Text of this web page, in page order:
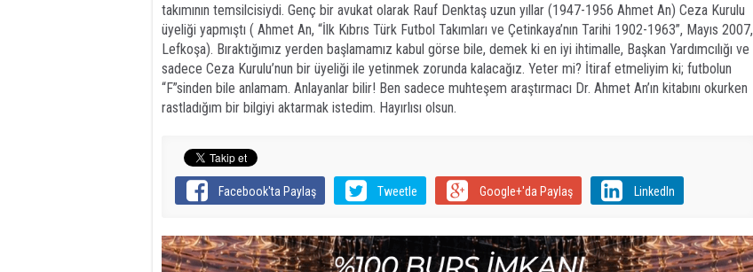
takımının temsilcisiydi. Genç bir avukat olarak Rauf Denktaş uzun yıllar (1947-1956 Ahmet An) Ceza Kurulu
üyeliği yapmıştı ( Ahmet An, “İlk Kıbrıs Türk Futbol Takımları ve Çetinkaya’nın Tarihi 1902-1963”, Mayıs 2007,
Lefkoşa). Bıraktığımız yerden başlamamız kabul görse bile, demek ki en iyi ihtimalle, Başkan Yardımcılığı ve
sadece Ceza Kurulu’nun bir üyeliği ile yetinmek zorunda kalacağız. Yeter mi? İtiraf etmeliyim ki; futbolun
“F”sinden bile anlamam. Anlayanlar bilir! Ben sadece muhteşem araştırmacı Dr. Ahmet An’ın kitabını okurken
rastladığım bir bilgiyi aktarmak istedim. Hayırlısı olsun.
Facebook'ta Paylaş Tweetle Google+'da Paylaş LinkedIn